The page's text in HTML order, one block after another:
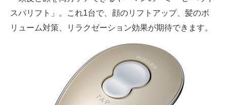
スパリフト」。これ1台で、顔のリフトアップ、髪のボ
リューム対策、リラクゼーション効果が期待できます。